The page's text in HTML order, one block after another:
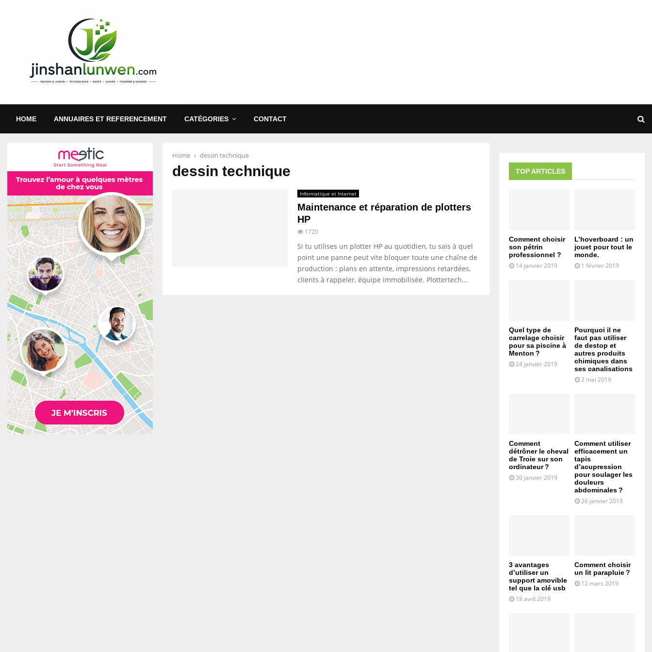
HOME ANNUAIRES ET REFERENCEMENT CATÉGORIES CONTACT
Home dessin technique
dessin technique
Informatique et Internet
Maintenance et réparation de plotters
HP
1720
Si tu utilises un plotter HP au quotidien, tu sais à quel
point une panne peut vite bloquer toute une chaîne de
production : plans en attente, impressions retardées,
clients à rappeler, équipe immobilisée. Plottertech...
TOP ARTICLES
Comment choisir
son pétrin
professionnel ?
14 janvier 2019
L’hoverboard : un
jouet pour tout le
monde.
1 février 2019
Quel type de
carrelage choisir
pour sa piscine à
Menton ?
24 janvier 2019
Pourquoi il ne
faut pas utiliser
de destop et
autres produits
chimiques dans
ses canalisations
2 mai 2019
Comment
détrôner le cheval
de Troie sur son
ordinateur ?
30 janvier 2019
Comment utiliser
efficacement un
tapis
d’acupression
pour soulager les
douleurs
abdominales ?
26 janvier 2019
3 avantages
d’utiliser un
support amovible
tel que la clé usb
18 avril 2019
Comment choisir
un lit parapluie ?
12 mars 2019